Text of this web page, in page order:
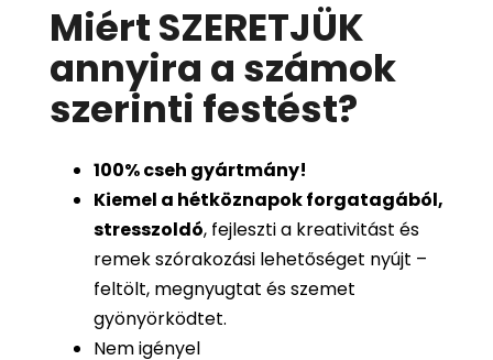
Miért SZERETJÜK
annyira a számok
szerinti festést?
100%cseh gyártmány!
Kiemel a hétköznapok forgatagából,
stresszoldó, fejleszti a kreativitást és
remek szórakozási lehetőséget nyújt –
feltölt, megnyugtat és szemet
gyönyörködtet.
Nem igényel